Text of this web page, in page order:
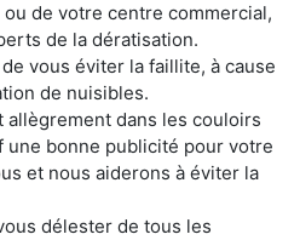
de votre centre commercial,
de la dératisation.
vous éviter la faillite, à cause
de nuisibles.
allègrement dans les couloirs
une bonne publicité pour votre
et nous aiderons à éviter la
délester de tous les